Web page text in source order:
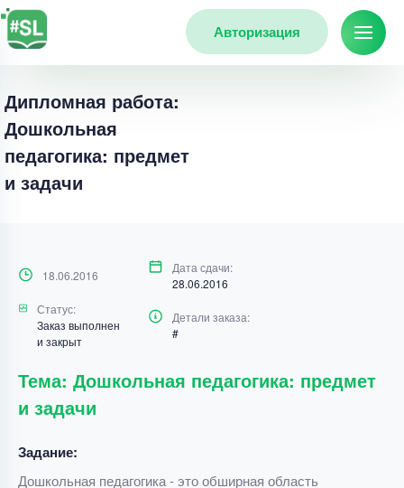
Авторизация
Дипломная работа:
Дошкольная
педагогика: предмет
и задачи
18.06.2016
Дата сдачи:
28.06.2016
Статус:
Заказ выполнен
и закрыт
Детали заказа:
#
Тема: Дошкольная педагогика: предмет
и задачи
Задание:
Дошкольная педагогика - это обширная область